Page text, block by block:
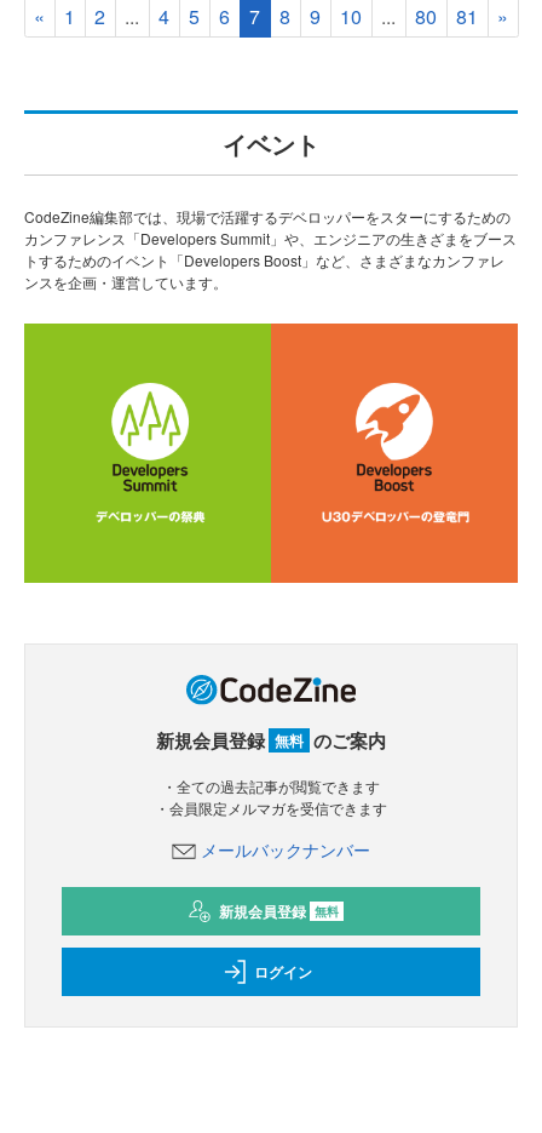
« 1 2 ... 4 5 6 7 8 9 10 ... 80 81 »
イベント
CodeZine編集部では、現場で活躍するデベロッパーをスターにするための
カンファレンス「Developers Summit」や、エンジニアの生きざまをブース
トするためのイベント「Developers Boost」など、さまざまなカンファレ
ンスを企画・運営しています。
新規会員登録 無料 のご案内
・全ての過去記事が閲覧できます
・会員限定メルマガを受信できます
メールバックナンバー
新規会員登録 無料
ログイン